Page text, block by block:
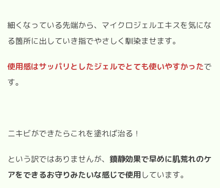
細くなっている先端から、マイクロジェルエキスを気にな
る箇所に出していき指でやさしく馴染ませます。
使用感はサッパリとしたジェルでとても使いやすかったで
す。
ニキビができたらこれを塗れば治る！
という訳ではありませんが、 鎮静効果で早めに肌荒れのケ
アをできるお守りみたいな感じで使用しています。